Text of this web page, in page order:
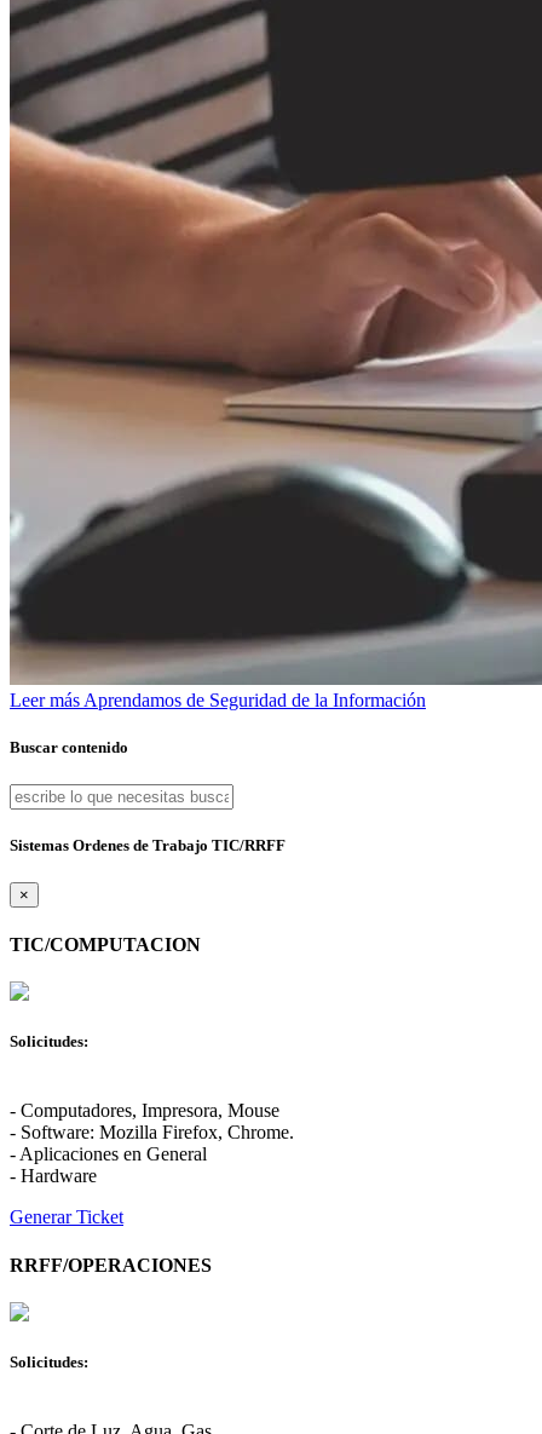
Leer más Aprendamos de Seguridad de la Información
Buscar contenido
Sistemas Ordenes de Trabajo TIC/RRFF
×
TIC/COMPUTACION
Solicitudes:
- Computadores, Impresora, Mouse
- Software: Mozilla Firefox, Chrome.
- Aplicaciones en General
- Hardware
Generar Ticket
RRFF/OPERACIONES
Solicitudes: